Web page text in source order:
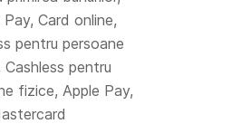
Card online,
pentru persoane
Cashless pentru
fizice, Apple Pay,